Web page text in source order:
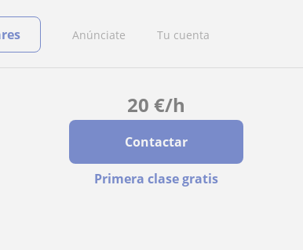
Anúnciate Tu cuenta
20 €/h
Contactar
Primera clase gratis